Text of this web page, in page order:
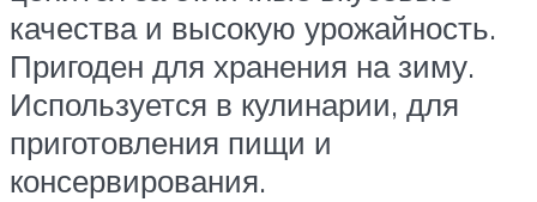
качества и высокую урожайность.
Пригоден для хранения на зиму.
Используется в кулинарии, для
приготовления пищи и
консервирования.